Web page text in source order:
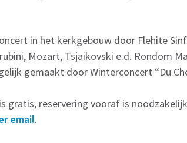
in het kerkgebouw door Flehite
Mozart, Tsjaikovski e.d. Rondom
gemaakt door Winterconcert “Du
gratis, reservering vooraf is
email.